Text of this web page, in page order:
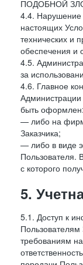
ПОДОБНОЙ
4.4. Нарушение
настоящих
технических и
обеспечения и
4.5.
за
4.6. Главное
быть оформлен:
— либо на
Заказчика;
— либо в виде
Пользователя.
с которого
5.
5.1. Доступ к
требованиям